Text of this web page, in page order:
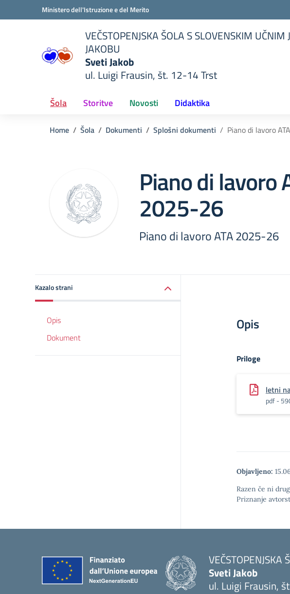
Vai ai contenuti
Vai al menu di navigazioneMinistero dell'Istruzione e del Merito
VEČSTOPENJSKA ŠOLA S SLOVENSKIM
JAKOBU
Sveti Jakob
ul. Luigi Frausin, št. 12-14 Trst
Šola Storitve Novosti Didaktika
Home Šola Dokumenti Splošni dokumenti Piano di lavoro
Piano di lavoro
2025-26
Piano di lavoro ATA 2025-26
Kazalo strani
Opis
Dokument
Opis
Priloge
letni
pdf -
Objavljeno:
Razen če ni
Priznanje
VEČSTOPENJSKA
Sveti Jakob
ul. Luigi Frausin,